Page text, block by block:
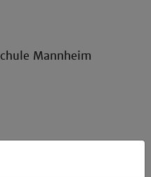
Mannheim